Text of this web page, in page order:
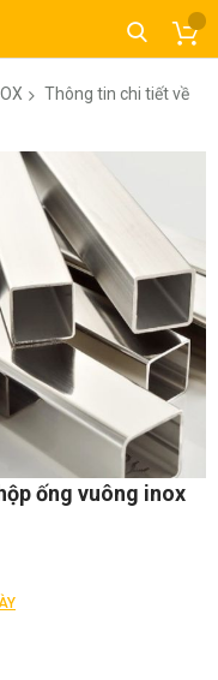
Thông tin chi tiết về
ống vuông inox